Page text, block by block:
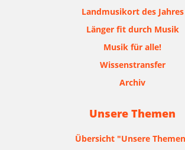
Landmusikort des Jahres
Länger fit durch Musik
Musik für alle!
Wissenstransfer
Archiv
Unsere Themen
Übersicht "Unsere